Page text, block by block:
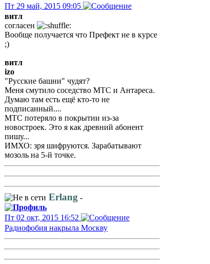
Пт 29 май, 2015 09:05
витл
согласен
Вообще получается что Префект не в курсе
;)
витл
izo
"Русские башни" чудят?
Меня смутило соседство МТС и Антареса.
Думаю там есть ещё кто-то не
подписанный....
МТС потеряло в покрытии из-за
новостроек. Это я как древний абонент
пишу...
ИМХО: зря шифруются. Зарабатывают
мозоль на 5-й точке.
Erlang -
Пт 02 окт, 2015 16:52
Радиофобия накрыла Москву